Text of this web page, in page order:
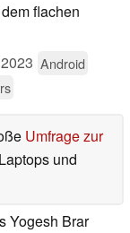
flachen
Android
Umfrage zur
und
Yogesh Brar